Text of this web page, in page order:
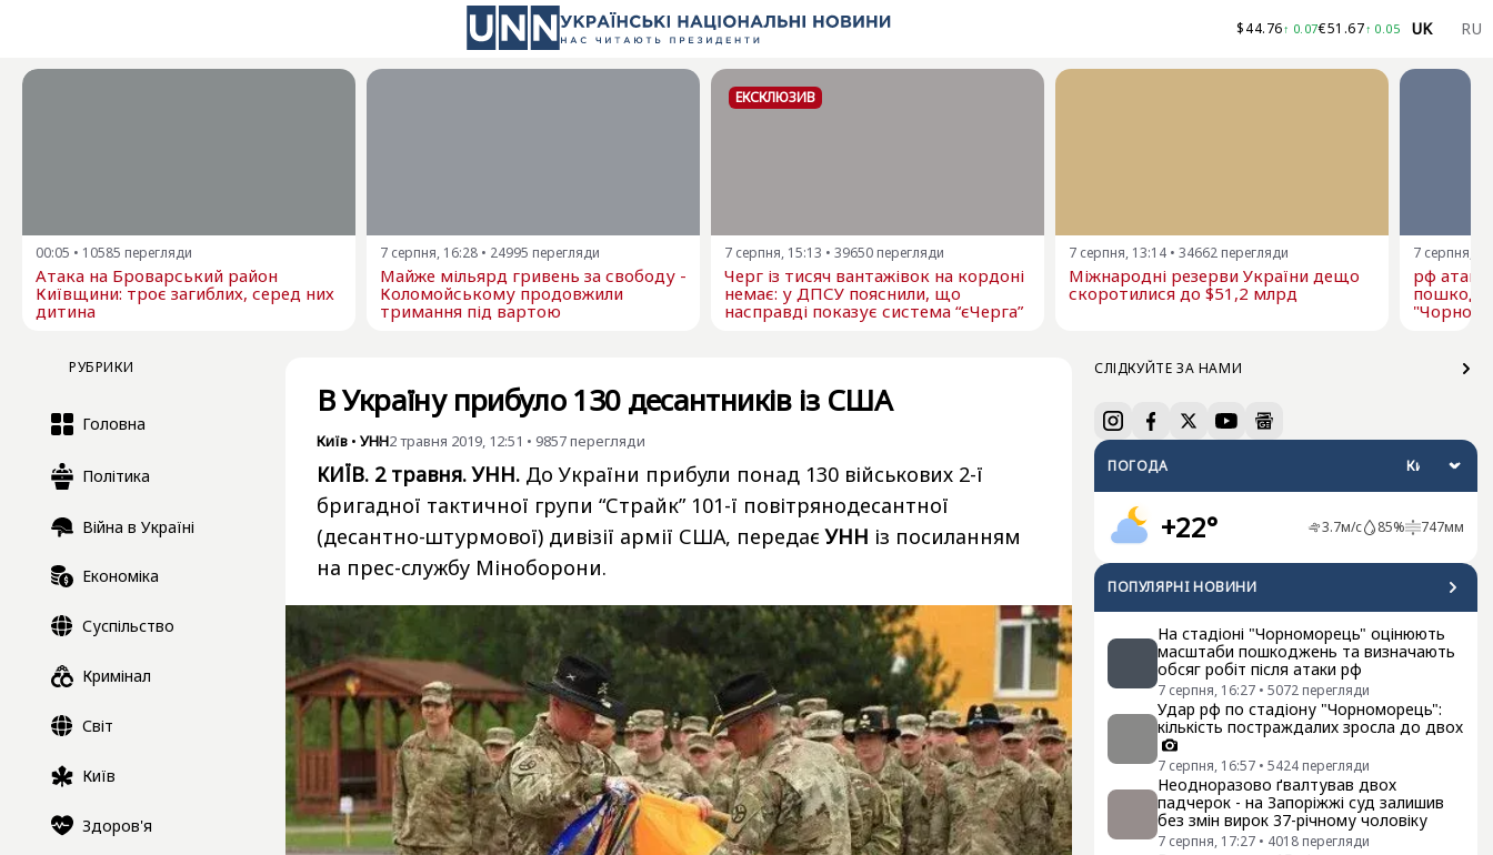
$44.76↑ 0.07€51.67↑ 0.05 UK RU
00:05 • 10585 перегляди
Атака на Броварський район
Київщини: троє загиблих, серед них
дитина
7 серпня, 16:28 • 24995 перегляди
Майже мільярд гривень за свободу -
Коломойському продовжили
тримання під вартою
ЕКСКЛЮЗИВ
7 серпня, 15:13 • 39650 перегляди
Черг із тисяч вантажівок на кордоні
немає: у ДПСУ пояснили, що
насправді показує система “єЧерга”
7 серпня, 13:14 • 34662 перегляди
Міжнародні резерви України дещо
скоротилися до $51,2 млрд
7 серпня,
рф
РУБРИКИ
Головна
Політика
Війна в Україні
Економіка
Суспільство
Кримінал
Світ
Київ
Здоров'я
СЛІДКУЙТЕ ЗА НАМИ
ПОГОДА
+22° 3.7м/с 85% 747мм
ПОПУЛЯРНI НОВИНИ
На стадіоні "Чорноморець" оцінюють
масштаби пошкоджень та визначають
обсяг робіт після атаки рф
7 серпня, 16:27 • 5072 перегляди
Удар рф по стадіону "Чорноморець":
кількість постраждалих зросла до двох
7 серпня, 16:57 • 5424 перегляди
Неодноразово ґвалтував двох
падчерок - на Запоріжжі суд залишив
без змін вирок 37-річному чоловіку
7 серпня, 17:27 • 4018 перегляди
В Україну прибуло 130 десантників із США
Київ • УНН2 травня 2019, 12:51 • 9857перегляди
КИЇВ. 2 травня. УНН. До України прибули понад 130 військових 2-ї
бригадної тактичної групи “Страйк” 101-ї повітрянодесантної
(десантно-штурмової) дивізії армії США, передаєУНН із посиланням
на прес-службу Міноборони.